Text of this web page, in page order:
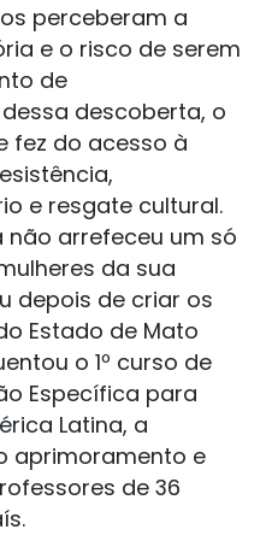
perceberam a
e o risco de serem
de
descoberta, o
fez do acesso à
e resgate cultural.
não arrefeceu um só
da sua
depois de criar os
Estado de Mato
o 1º curso de
Específica para
Latina, a
aprimoramento e
de 36